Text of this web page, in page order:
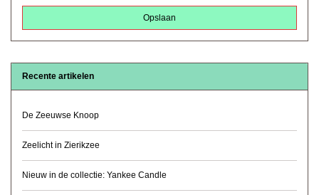
Opslaan
Recente artikelen
De Zeeuwse Knoop
Zeelicht in Zierikzee
Nieuw in de collectie: Yankee Candle